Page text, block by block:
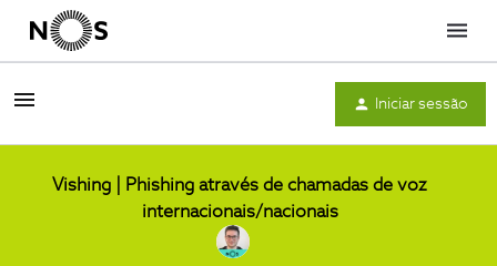
Menu
Iniciar sessão
Vishing | Phishing através de chamadas de voz
internacionais/nacionais